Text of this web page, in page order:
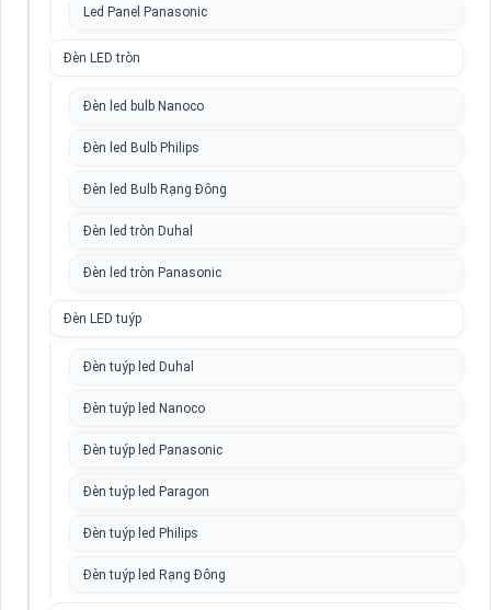
Led Panel Panasonic
Đèn LED tròn
Đèn led bulb Nanoco
Đèn led Bulb Philips
Đèn led Bulb Rạng Đông
Đèn led tròn Duhal
Đèn led tròn Panasonic
Đèn LED tuýp
Đèn tuýp led Duhal
Đèn tuýp led Nanoco
Đèn tuýp led Panasonic
Đèn tuýp led Paragon
Đèn tuýp led Philips
Đèn tuýp led Rạng Đông